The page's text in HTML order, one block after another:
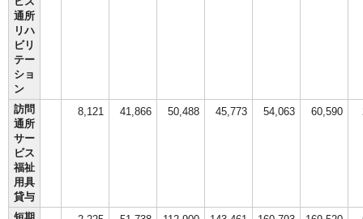
通所
リハ
ビリ
テー
ショ
ン
訪問
通所
サー
ビス
福祉
用具
貸与
8,121 41,866 50,488 45,773 54,063 60,590